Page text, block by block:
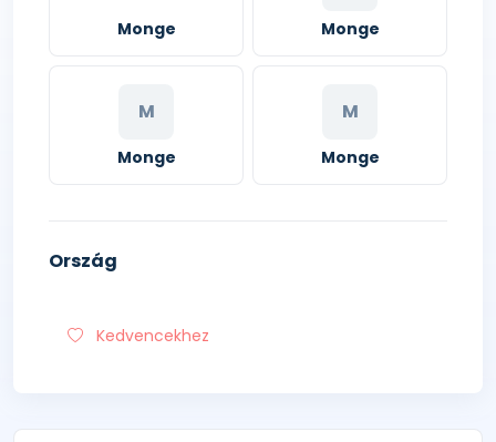
Monge Monge
M
Monge
M
Monge
Ország
Kedvencekhez